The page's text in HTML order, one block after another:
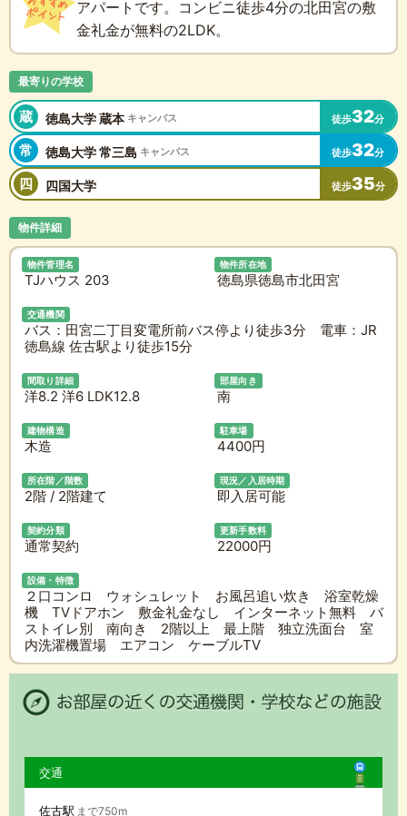
アパートです。コンビニ徒歩4分の北田宮の敷
金礼金が無料の2LDK。
最寄りの学校
蔵 徳島大学 蔵本 キャンパス 徒歩32分
常 徳島大学 常三島 キャンパス 徒歩32分
四 四国大学 徒歩35分
物件詳細
物件管理名
TJハウス 203
物件所在地
徳島県徳島市北田宮
交通機関
バス：田宮二丁目変電所前バス停より徒歩3分 電車：JR
徳島線 佐古駅より徒歩15分
間取り詳細
洋8.2 洋6 LDK12.8
部屋向き
南
建物構造
木造
駐車場
4400円
所在階／階数
2階 / 2階建て
現況／入居時期
即入居可能
契約分類
通常契約
更新手数料
22000円
設備・特徴
２口コンロ ウォシュレット お風呂追い炊き 浴室乾燥
機 TVドアホン 敷金礼金なし インターネット無料 バ
ストイレ別 南向き 2階以上 最上階 独立洗面台 室
内洗濯機置場 エアコン ケーブルTV
交通
佐古駅 まで750m